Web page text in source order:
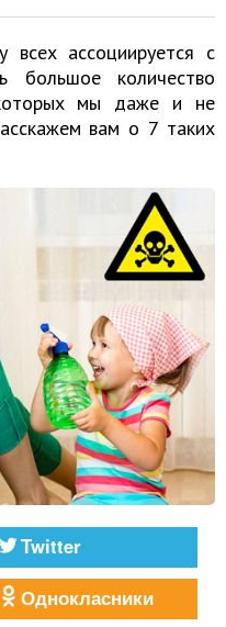
ассоциируется с
большое количество
мы даже и не
вам о 7 таких
Twitter
Однокласники